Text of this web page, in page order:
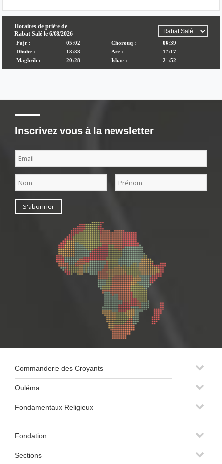
Inscrivez vous à la newsletter
Commanderie des Croyants
Ouléma
Fondamentaux Religieux
Fondation
Sections